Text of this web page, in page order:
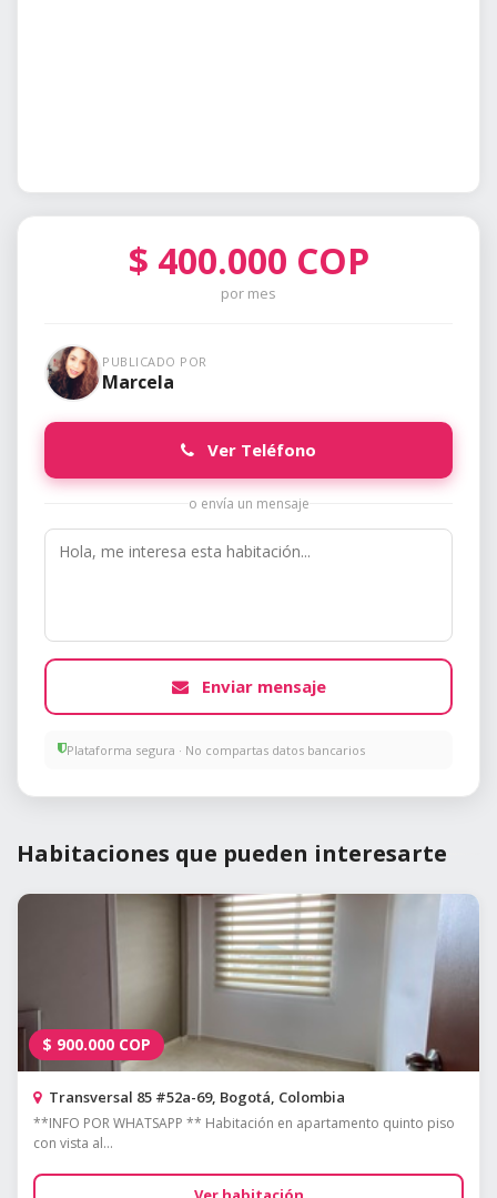
$ 400.000 COP
por mes
PUBLICADO POR
Marcela
Ver Teléfono
o envía un mensaje
Enviar mensaje
Plataforma segura · No compartas datos bancarios
Habitaciones que pueden interesarte
$ 900.000 COP
Transversal 85 #52a-69, Bogotá, Colombia
**INFO POR WHATSAPP ** Habitación en apartamento quinto piso
con vista al...